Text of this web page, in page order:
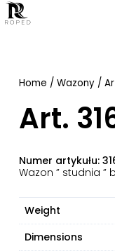
Home / Wazony/
Art.
Numer artykułu:
Wazon ” studnia ”
Weight
Dimensions